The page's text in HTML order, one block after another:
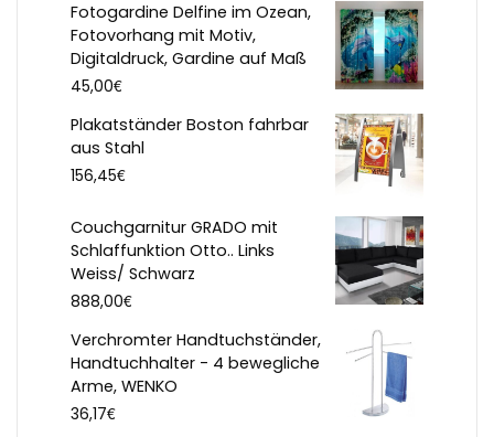
Fotogardine Delfine im Ozean,
Fotovorhang mit Motiv,
Digitaldruck, Gardine auf Maß
45,00€
Plakatständer Boston fahrbar
aus Stahl
156,45€
Couchgarnitur GRADO mit
Schlaffunktion Otto.. Links
Weiss/ Schwarz
888,00€
Verchromter Handtuchständer,
Handtuchhalter - 4 bewegliche
Arme, WENKO
36,17€